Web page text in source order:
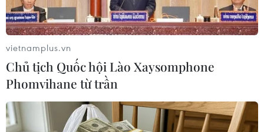
vietnamplus.vn
Chủ tịch Quốc hội Lào Xaysomphone
Phomvihane từ trần